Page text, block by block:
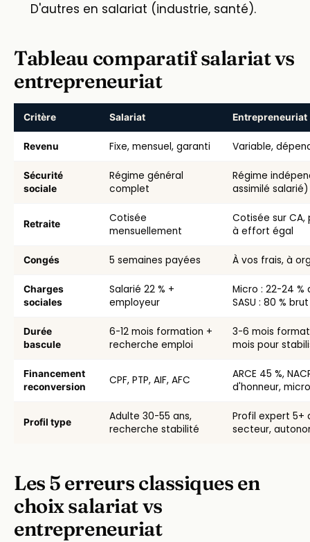
D'autres en salariat (industrie, santé).
Tableau comparatif salariat vs
entrepreneuriat
Critère Salariat Entrepreneuriat
Revenu Fixe, mensuel, garanti Variable,
Sécurité
sociale
Régime général
complet
Régime
assimilé salarié)
Retraite
Cotisée
mensuellement
Cotisée sur CA,
à effort égal
Congés 5 semaines payées À vos frais, à
Charges
sociales
Salarié 22 % +
employeur
Micro : 22-24 %
SASU : 80 % brut
Durée
bascule
6-12 mois formation +
recherche emploi
3-6 mois
mois pour
Financement
reconversion
CPF, PTP, AIF, AFC
ARCE 45 %,
d'honneur,
Profil type
Adulte 30-55 ans,
recherche stabilité
Profil expert 5+
secteur,
Les 5 erreurs classiques en
choix salariat vs
entrepreneuriat